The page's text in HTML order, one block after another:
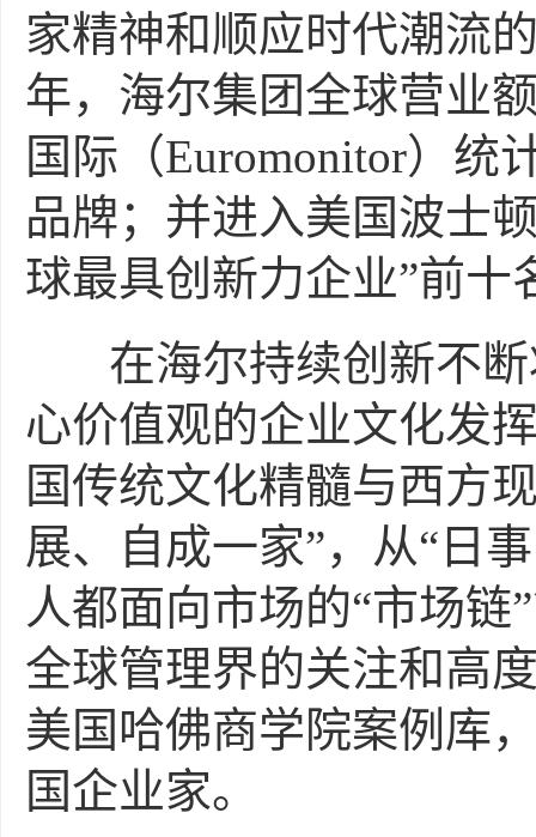
家精神和顺应时代潮流
年，海尔集团全球营业
国际（Euromonitor）统
品牌；并进入美国波士
球最具创新力企业”前
在海尔持续创新不断
心价值观的企业文化发
国传统文化精髓与西方
展、自成一家”，从“日
人都面向市场的“市场
全球管理界的关注和高
美国哈佛商学院案例库
国企业家。